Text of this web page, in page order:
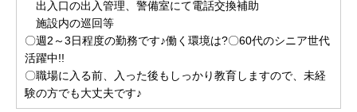
出入口の出入管理、警備室にて電話交換補助
施設内の巡回等
〇週2～3日程度の勤務です♪働く環境は?〇60代のシニア世代
活躍中!!
〇職場に入る前、入った後もしっかり教育しますので、未経
験の方でも大丈夫です♪